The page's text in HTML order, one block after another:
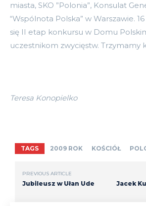
miasta, SKO ”Polonia”, Konsulat
“Wspólnota Polska” w Warszawie.
się II etap konkursu w Domu
uczestnikom zwycięstw. Trzymamy
Teresa Konopielko
TAGS 2009 ROK KOŚCIÓŁ
PREVIOUS ARTICLE
Jubileusz w Ułan Ude Jacek